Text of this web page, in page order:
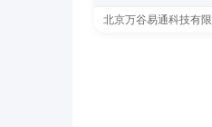
北京万谷易通科技有限